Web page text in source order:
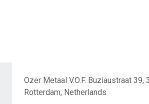
Ozer Metaal V.O.F. Buziaustraat 39,
Rotterdam, Netherlands